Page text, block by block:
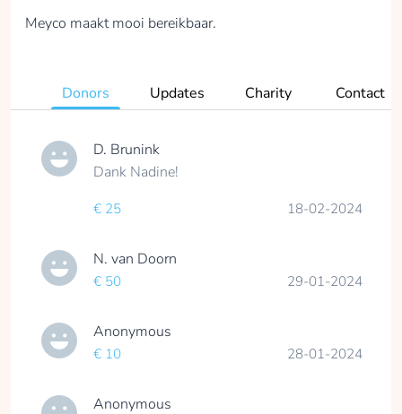
Meyco maakt mooi bereikbaar.
Donors Updates Charity Contact
D. Brunink
Dank Nadine!
€ 25 18-02-2024
N. van Doorn
€ 50 29-01-2024
Anonymous
€ 10 28-01-2024
Anonymous